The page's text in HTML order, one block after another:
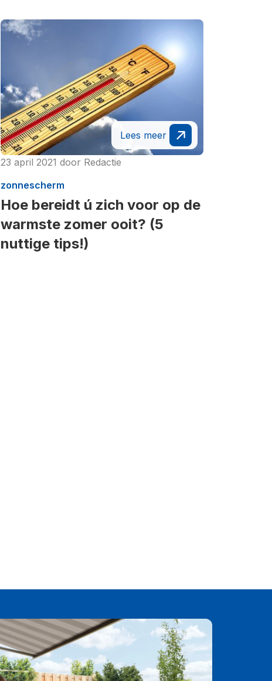
Lees meer
23 april 2021 door Redactie
zonnescherm
Hoe bereidt ú zich voor op de
warmste zomer ooit? (5
nuttige tips!)